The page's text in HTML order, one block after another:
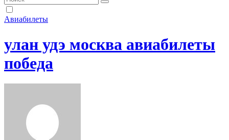
Авиабилеты
улан удэ москва авиабилеты
победа